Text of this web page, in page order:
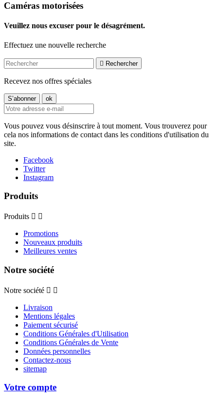
Caméras motorisées
Veuillez nous excuser pour le désagrément.
Effectuez une nouvelle recherche
 Rechercher
Recevez nos offres spéciales
Vous pouvez vous désinscrire à tout moment. Vous trouverez pour
cela nos informations de contact dans les conditions d'utilisation du
site.
Facebook
Twitter
Instagram
Produits
Produits  
Promotions
Nouveaux produits
Meilleures ventes
Notre société
Notre société  
Livraison
Mentions légales
Paiement sécurisé
Conditions Générales d'Utilisation
Conditions Générales de Vente
Données personnelles
Contactez-nous
sitemap
Votre compte